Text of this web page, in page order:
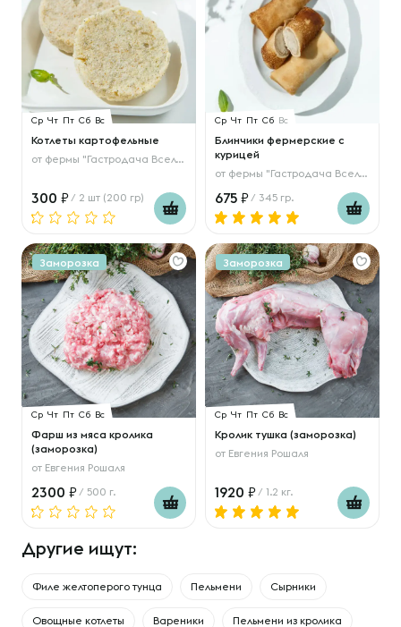
Ср Чт Пт Сб Вс
Котлеты картофельные
от фермы "Гастродача Вселуг"
300 / 2 шт (200 гр)
Ср Чт Пт Сб Вс
Блинчики фермерские с
курицей
от фермы "Гастродача Вселуг"
675 / 345 гр.
Заморозка
Ср Чт Пт Сб Вс
Фарш из мяса кролика
(заморозка)
от Евгения Рошаля
2300 / 500 г.
Заморозка
Ср Чт Пт Сб Вс
Кролик тушка (заморозка)
от Евгения Рошаля
1920 / 1.2 кг.
Другие ищут:
Филе желтоперого тунца Пельмени Сырники
Овощные котлеты Вареники Пельмени из кролика